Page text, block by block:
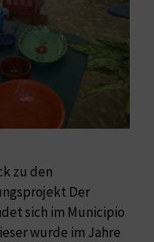
zu den
Der
sich im Municipio
wurde im Jahre